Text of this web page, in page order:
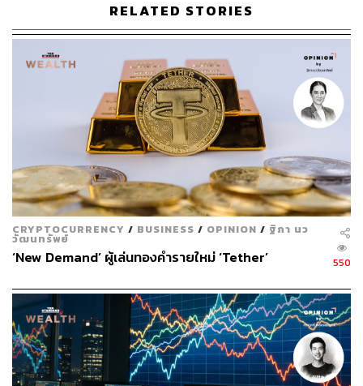
ความเร่งในการปรับลดอัตราดอกเบี้ยของ Fed
ตามที่กล่าวในข้างต้นว่า ก่อนที่ทุกคนจะได้รับทราบมติการ
ปรับลดอัตราดอกเบี้ยลง 0.50% ของ FOMC ประเด็นขนาด
การปรับลดอัตราดอกเบี้ยนับว่ามีความไม่แน่นอนและเป็นที่
ถกเถียงกันเป็นอย่างมาก กระนั้นทั้งผู้คาดการณ์การปรับลด
0.25% และ 0.50% ต่างมีมุมมองต่อภาวะเศรษฐกิจสหรัฐฯ ที่
ไม่ต่างกันมากนัก นั่นคือส่วนใหญ่ประเมินว่า เศรษฐกิจ
สหรัฐฯ จะชะลอตัวลงในรูปแบบ Soft Landing ได้สำเร็จ แต่
ประเด็นที่นับเป็นเส้นแบ่งสำคัญของทั้ง 2 กลุ่มข้างต้นคือ
เงื่อนไขการเกิดภาวะ Soft Landing
เริ่มจากฝั่งที่คาดการณ์การปรับลด 0.50% มีมุมมองว่า
Fed มีความจำเป็นต้องเร่งปรับลดอัตราดอกเบี้ยลง เนื่องด้วย
ในปัจจุบัน ตลาดแรงงานสหรัฐฯ ส่อแววอ่อนแอลง ขณะที่
เงินเฟ้อชะลอตัวลงอย่างต่อเนื่อง ทำให้ Fed มีช่องว่างในการ
ปรับนโยบายการเงินที่มากกว่าปกติ
RELATED STORIES
CRYPTOCURRENCY / BUSINESS / OPINION / ฐิภา นว
วัฒนทรัพย์
‘New Demand’ ผู้เล่นทองคำรายใหม่ ‘Tether’ 550